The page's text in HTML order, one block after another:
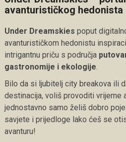
avanturističkog hedonista
Under Dreamskies poput
avanturističkom hedonistu
intrigantnu priču s područja
gastronomije i ekologije
Bilo da si ljubitelj city breakova ili
destinacija, voliš provoditi vrijeme
jednostavno samo želiš dobro
savjete i prijedloge lako ćeš se
avanturu!